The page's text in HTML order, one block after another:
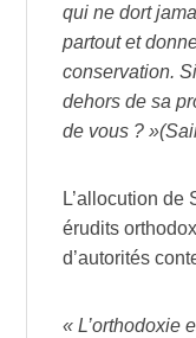
qui ne dort
partout et
conservation.
dehors de sa
de vous ?
L’allocution de
érudits
d’autorités
« L’orthodoxie